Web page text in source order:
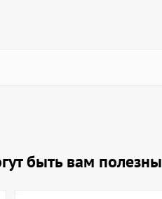
быть вам полезны